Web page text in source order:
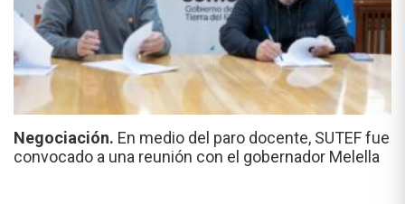
Negociación. En medio del paro docente, SUTEF fue
convocado a una reunión con el gobernador Melella